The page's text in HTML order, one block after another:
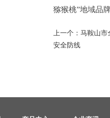
猕猴桃”地域品牌
上一个： 马鞍山市
安全防线